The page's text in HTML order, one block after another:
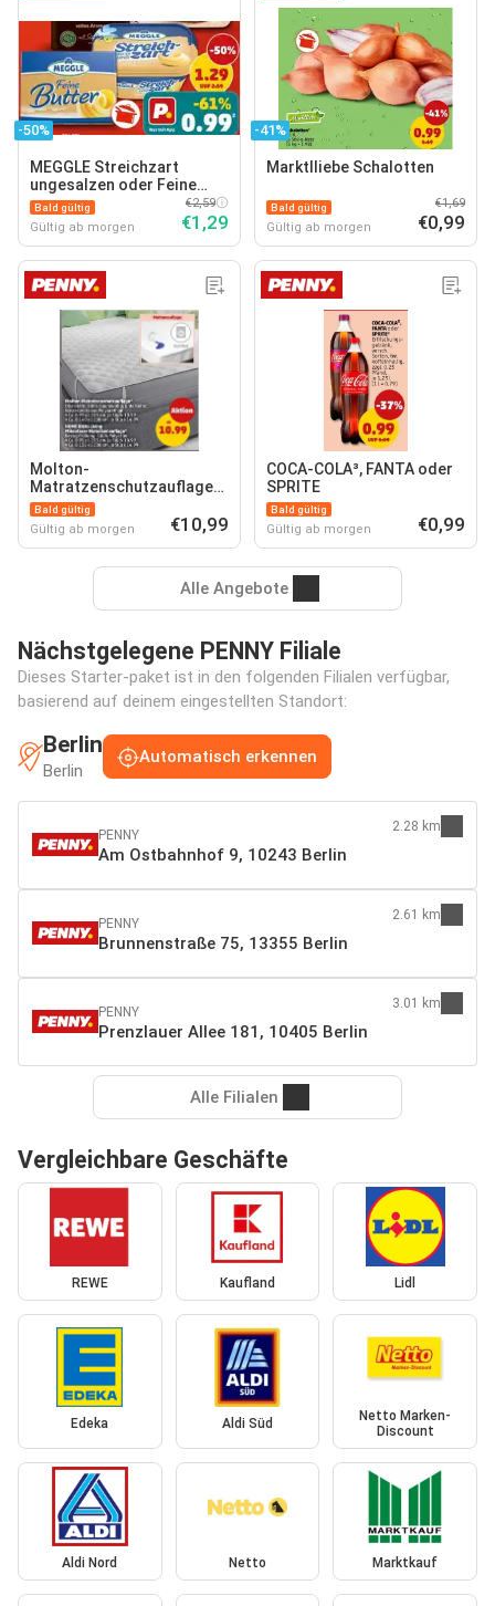
-50%
MEGGLE Streichzart
ungesalzen oder Feine
Butter
Bald gültig
Gültig ab morgen
€2,59
€1,29
-41%
Marktlliebe Schalotten
Bald gültig
Gültig ab morgen
€1,69
€0,99
Molton-
Matratzenschutzauflage*
HOME IDEAS Living
Mikrofaser-
Matratzenauflage*
Bald gültig
Gültig ab morgen €10,99
COCA-COLA³, FANTA oder
SPRITE
Bald gültig
Gültig ab morgen €0,99
Alle Angebote
Nächstgelegene PENNY Filiale
Dieses Starter-paket ist in den folgenden Filialen verfügbar,
basierend auf deinem eingestellten Standort:
Berlin
Berlin
Automatisch erkennen
PENNY
Am Ostbahnhof 9, 10243 Berlin
2.28 km
PENNY
Brunnenstraße 75, 13355 Berlin
2.61 km
PENNY
Prenzlauer Allee 181, 10405 Berlin
3.01 km
Alle Filialen
Vergleichbare Geschäfte
REWE Kaufland Lidl
Edeka Aldi Süd
Netto Marken-
Discount
Aldi Nord Netto Marktkauf